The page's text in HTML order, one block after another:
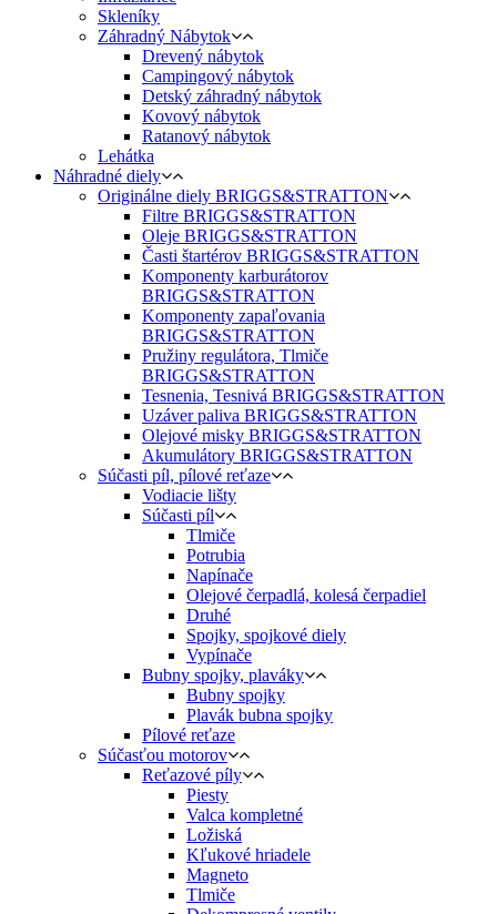
Skleníky
Záhradný Nábytok
Drevený nábytok
Campingový nábytok
Detský záhradný nábytok
Kovový nábytok
Ratanový nábytok
Lehátka
Náhradné diely
Originálne diely BRIGGS&STRATTON
Filtre BRIGGS&STRATTON
Oleje BRIGGS&STRATTON
Časti štartérov BRIGGS&STRATTON
Komponenty karburátorov
BRIGGS&STRATTON
Komponenty zapaľovania
BRIGGS&STRATTON
Pružiny regulátora, Tlmiče
BRIGGS&STRATTON
Tesnenia, Tesnivá BRIGGS&STRATTON
Uzáver paliva BRIGGS&STRATTON
Olejové misky BRIGGS&STRATTON
Akumulátory BRIGGS&STRATTON
Súčasti píl, pílové reťaze
Vodiacie lišty
Súčasti píl
Tlmiče
Potrubia
Napínače
Olejové čerpadlá, kolesá čerpadiel
Druhé
Spojky, spojkové diely
Vypínače
Bubny spojky, plaváky
Bubny spojky
Plavák bubna spojky
Pílové reťaze
Súčasťou motorov
Reťazové píly
Piesty
Valca kompletné
Ložiská
Kľukové hriadele
Magneto
Tlmiče